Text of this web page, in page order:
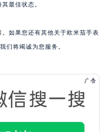
最佳状态。
。如果您还有其他关于欧米茄手表
们将竭诚为您服务。